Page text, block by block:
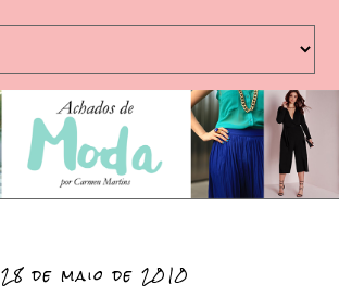
28 de maio de 2010